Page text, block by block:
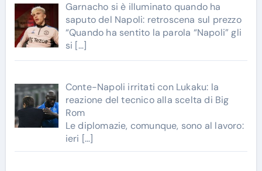
Garnacho si è illuminato quando ha
saputo del Napoli: retroscena sul prezzo
“Quando ha sentito la parola “Napoli” gli
si […]
Conte-Napoli irritati con Lukaku: la
reazione del tecnico alla scelta di Big
Rom
Le diplomazie, comunque, sono al lavoro:
ieri […]